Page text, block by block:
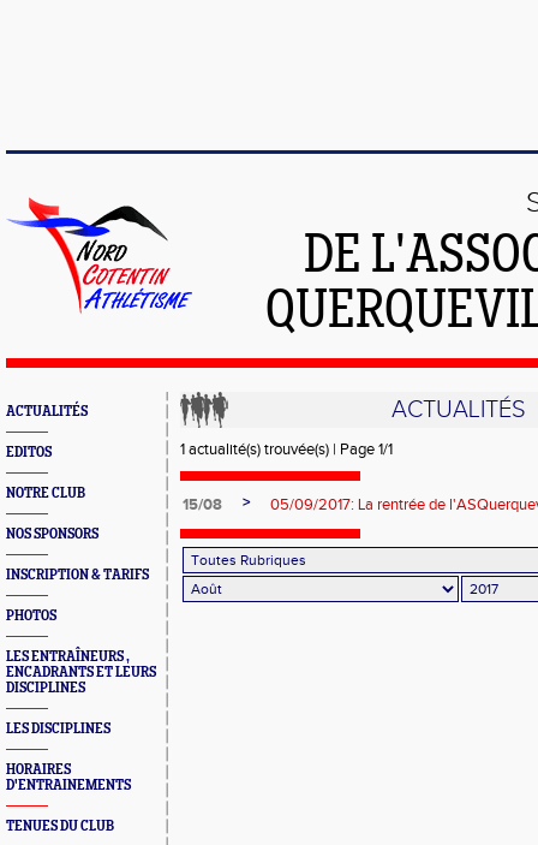
DE
ACTUALITÉS
EDITOS
NOTRE CLUB
NOS SPONSORS
INSCRIPTION & TARIFS
PHOTOS
LES ENTRAÎNEURS ,
ENCADRANTS ET LEURS
DISCIPLINES
LES DISCIPLINES
HORAIRES
D'ENTRAINEMENTS
TENUES DU CLUB
ACTUALITÉS
1 actualité(s) trouvée(s) | Page 1/1
15/08 > 05/09/2017: La rentrée de